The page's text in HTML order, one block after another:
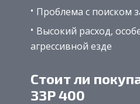
Проблема с поиском
Высокий расход,
агрессивной езде
Стоит ли
ЗЗР 400